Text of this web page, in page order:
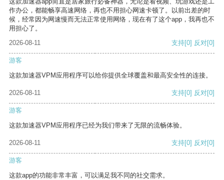
作办公，都能畅享高速网络，再也不用担心网速卡顿了。以前出差的时
候，经常因为网速慢而无法正常使用网络，现在有了这个app，我再也不
用担心了。
2026-08-11
支持[0] 反对[0]
游客
这款加速器VPM应用程序可以给你提供全球覆盖和最高安全性的连接。
2026-08-11 支持[0] 反对[0]
游客
这款加速器VPM应用程序已经为我们带来了无限的流畅体验。
2026-08-11 支持[0] 反对[0]
游客
这款app的功能非常丰富，可以满足我不同的社交需求。